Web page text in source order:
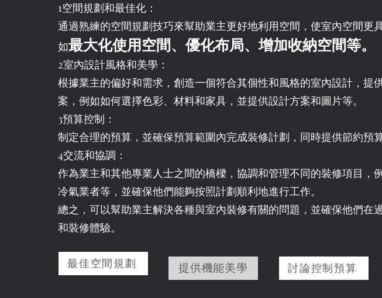
1空間規劃和最佳化：
通過熟練的空間規劃技巧來幫助業主更好地利用空間，使室內空間更
如最大化使用空間、優化布局、增加收納空間等。
2室內設計風格和美學：
根據業主的偏好和需求，創造一個符合其個性和風格的室內設計，提
案，例如如何選擇色彩、材料和家具，並提供設計方案和圖片等。
3預算控制：
制定合理的預算，並確保預算範圍內完成裝修計劃，同時提供節約預
4交流和協調：
作為業主和其他專業人士之間的橋樑，協調和管理不同的裝修項目，
冷氣業者等，並確保他們能夠按照計劃順利地進行工作。
總之，可以幫助業主解決各種與室內裝修有關的問題，並確保他們在
和裝修體驗。
最佳空間規劃 提供機能美學 討論控制預算